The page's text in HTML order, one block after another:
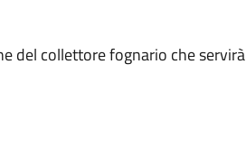
del collettore fognario che servirà